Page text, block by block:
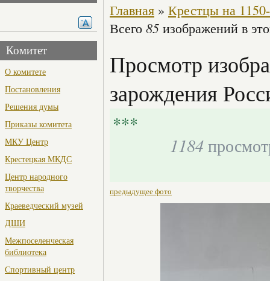
Комитет
О комитете
Постановления
Решения думы
Приказы комитета
МКУ Центр
Крестецкая МКДС
Центр народного
творчества
Краеведческий музей
ДШИ
Межпоселенческая
библиотека
Спортивный центр
Главная » Крестцы на
Всего 85 изображений в
Просмотр
зарождения
***
1184
предыдущее фото